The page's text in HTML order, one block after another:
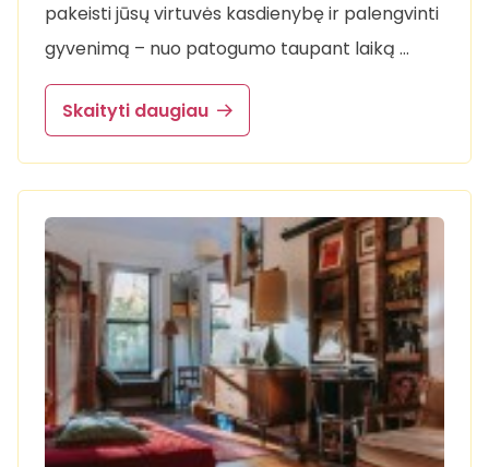
pakeisti jūsų virtuvės kasdienybę ir palengvinti
gyvenimą – nuo patogumo taupant laiką …
Skaityti daugiau